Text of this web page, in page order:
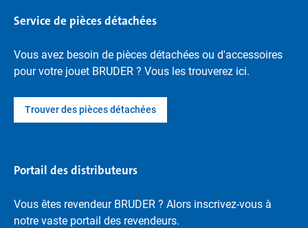
Service de pièces détachées
Vous avez besoin de pièces détachées ou d'accessoires
pour votre jouet BRUDER ? Vous les trouverez ici.
Trouver des pièces détachées
Portail des distributeurs
Vous êtes revendeur BRUDER ? Alors inscrivez-vous à
notre vaste portail des revendeurs.